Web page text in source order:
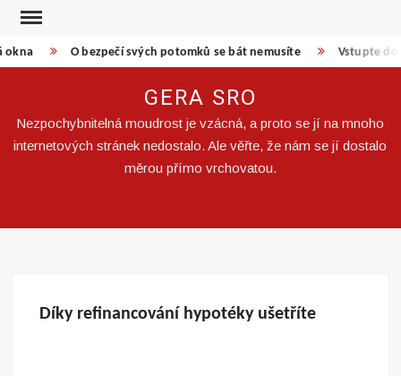
Skip
content
okna O bezpečí svých potomků se bát nemusíte Vstupte do
GERA SRO
Nezpochybnitelná moudrost je vzácná, a proto se jí na mnoho
internetových stránek nedostalo. Ale věřte, že nám se jí dostalo
měrou přímo vrchovatou.
Díky refinancování hypotéky ušetříte